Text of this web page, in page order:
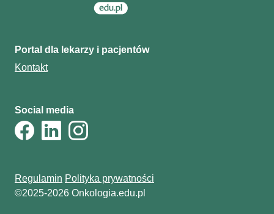
Portal dla lekarzy i pacjentów
Kontakt
Social media
Regulamin Polityka prywatności
©2025-2026 Onkologia.edu.pl